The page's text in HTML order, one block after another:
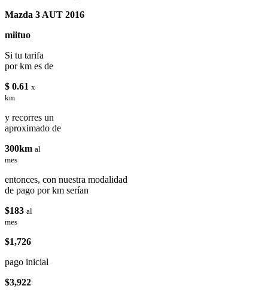
Mazda 3 AUT 2016
miituo
Si tu tarifa
por km es de
$ 0.61 x
km
y recorres un
aproximado de
300km al
mes
entonces, con nuestra modalidad
de pago por km serían
$183 al
mes
$1,726
pago inicial
$3,922